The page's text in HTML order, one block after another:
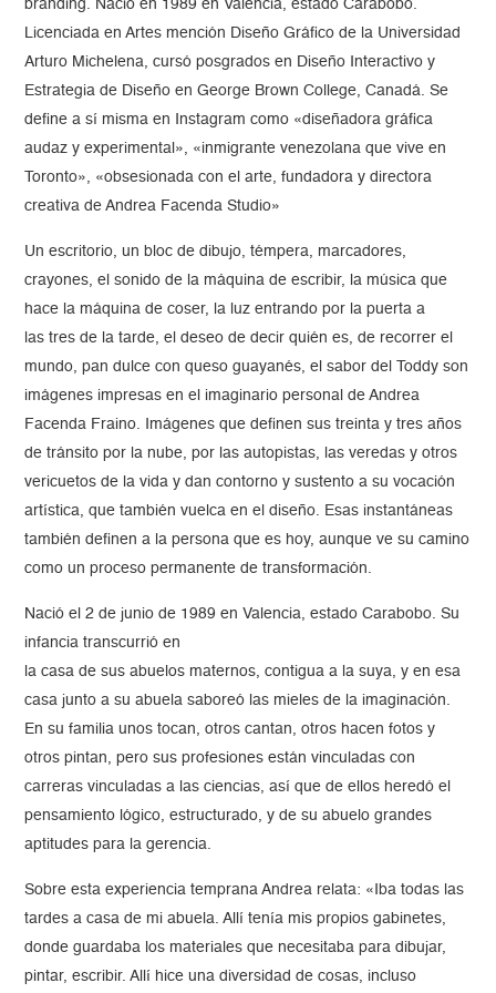
branding. Nació en 1989 en Valencia, estado Carabobo.
Licenciada en Artes mención Diseño Gráfico de la Universidad
Arturo Michelena, cursó posgrados en Diseño Interactivo y
Estrategia de Diseño en George Brown College, Canadá. Se
define a sí misma en Instagram como «diseñadora gráfica
audaz y experimental», «inmigrante venezolana que vive en
Toronto», «obsesionada con el arte, fundadora y directora
creativa de Andrea Facenda Studio»
Un escritorio, un bloc de dibujo, témpera, marcadores,
crayones, el sonido de la máquina de escribir, la música que
hace la máquina de coser, la luz entrando por la puerta a
las tres de la tarde, el deseo de decir quién es, de recorrer el
mundo, pan dulce con queso guayanés, el sabor del Toddy son
imágenes impresas en el imaginario personal de Andrea
Facenda Fraino. Imágenes que definen sus treinta y tres años
de tránsito por la nube, por las autopistas, las veredas y otros
vericuetos de la vida y dan contorno y sustento a su vocación
artística, que también vuelca en el diseño. Esas instantáneas
también definen a la persona que es hoy, aunque ve su camino
como un proceso permanente de transformación.
Nació el 2 de junio de 1989 en Valencia, estado Carabobo. Su
infancia transcurrió en
la casa de sus abuelos maternos, contigua a la suya, y en esa
casa junto a su abuela saboreó las mieles de la imaginación.
En su familia unos tocan, otros cantan, otros hacen fotos y
otros pintan, pero sus profesiones están vinculadas con
carreras vinculadas a las ciencias, así que de ellos heredó el
pensamiento lógico, estructurado, y de su abuelo grandes
aptitudes para la gerencia.
Sobre esta experiencia temprana Andrea relata: «Iba todas las
tardes a casa de mi abuela. Allí tenía mis propios gabinetes,
donde guardaba los materiales que necesitaba para dibujar,
pintar, escribir. Allí hice una diversidad de cosas, incluso